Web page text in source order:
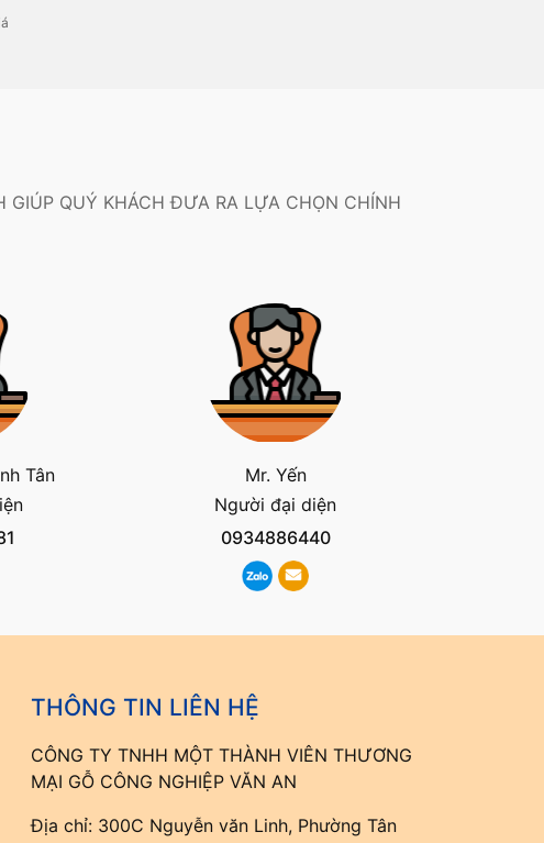
QUÝ KHÁCH ĐƯA RA LỰA CHỌN CHÍNH
Tân
Mr. Yến
Người đại diện
0934886440
THÔNG TIN LIÊN HỆ
CÔNG TY TNHH MỘT THÀNH VIÊN THƯƠNG
MẠI GỖ CÔNG NGHIỆP VĂN AN
Địa chỉ: 300C Nguyễn văn Linh, Phường Tân